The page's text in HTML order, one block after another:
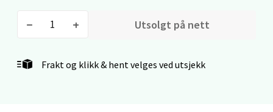
Utsolgt på nett
Frakt og klikk & hent velges ved utsjekk